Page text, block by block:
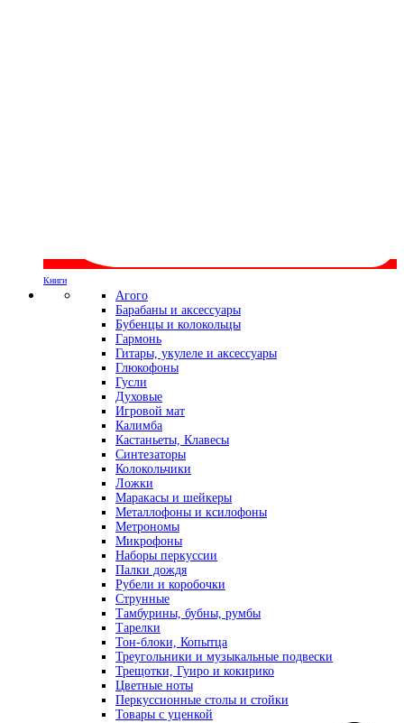
Книги
Агого
Барабаны и аксессуары
Бубенцы и колокольцы
Гармонь
Гитары, укулеле и аксессуары
Глюкофоны
Гусли
Духовые
Игровой мат
Калимба
Кастаньеты, Клавесы
Синтезаторы
Колокольчики
Ложки
Маракасы и шейкеры
Металлофоны и ксилофоны
Метрономы
Микрофоны
Наборы перкуссии
Палки дождя
Рубели и коробочки
Струнные
Тамбурины, бубны, румбы
Тарелки
Тон-блоки, Копытца
Треугольники и музыкальные подвески
Трещотки, Гуиро и кокирико
Цветные ноты
Перкуссионные столы и стойки
Товары с уценкой